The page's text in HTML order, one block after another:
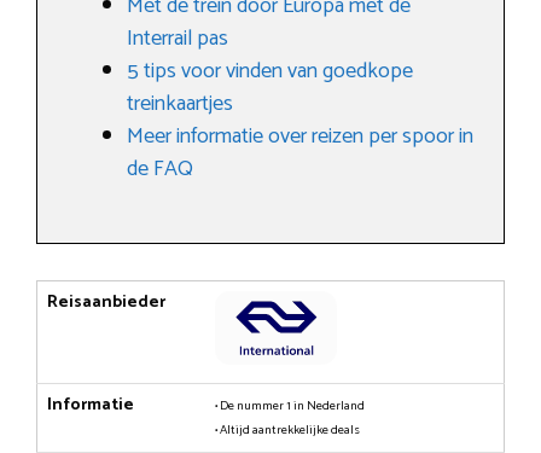
Interrail pas
5 tips voor vinden van goedkope
treinkaartjes
Meer informatie over reizen per spoor in
de FAQ
Reisaanbieder
Informatie
• De nummer 1 in Nederland
• Altijd aantrekkelijke deals